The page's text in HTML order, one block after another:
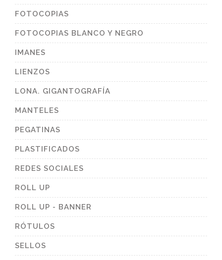
FOTOCOPIAS
FOTOCOPIAS BLANCO Y NEGRO
IMANES
LIENZOS
LONA. GIGANTOGRAFÍA
MANTELES
PEGATINAS
PLASTIFICADOS
REDES SOCIALES
ROLL UP
ROLL UP - BANNER
RÓTULOS
SELLOS